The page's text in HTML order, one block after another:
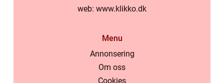
web: www.klikko.dk
Menu
Annonsering
Om oss
Cookies